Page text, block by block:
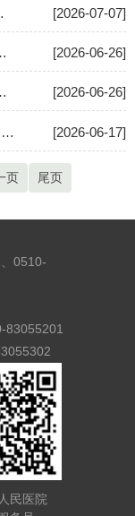
风采第一期 [2026-07-07]
“药” 点亮服务红底色 [2026-06-26]
到管理者的双重奔赴 [2026-06-26]
【大医之行 · 支部品牌展】超声科党支部：慧眼“超”人，“声”动仁心 [2026-06-17]
页 尾页
0510-
83055201
民医院